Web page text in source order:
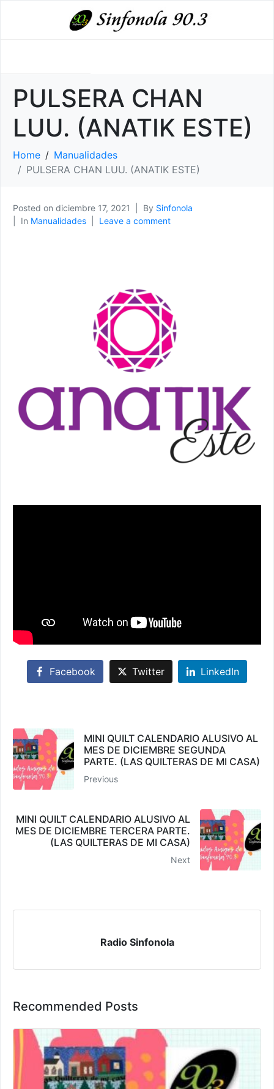
PULSERA CHAN
LUU. (ANATIK ESTE)
Home
Manualidades
PULSERA CHAN LUU. (ANATIK ESTE)
Posted on diciembre 17, 2021 By Sinfonola
In Manualidades Leave a comment
Facebook Twitter LinkedIn
MINI QUILT CALENDARIO ALUSIVO AL
MES DE DICIEMBRE SEGUNDA
PARTE. (LAS QUILTERAS DE MI CASA)
Previous
MINI QUILT CALENDARIO ALUSIVO AL
MES DE DICIEMBRE TERCERA PARTE.
(LAS QUILTERAS DE MI CASA)
Next
Radio Sinfonola
Recommended Posts